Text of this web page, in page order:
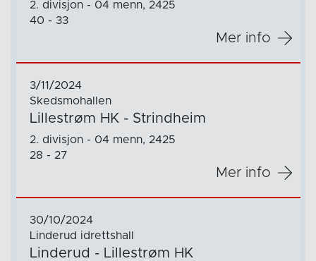
2. divisjon - 04 menn, 2425
40 - 33
Mer info
3/11/2024
Skedsmohallen
Lillestrøm HK - Strindheim
2. divisjon - 04 menn, 2425
28 - 27
Mer info
30/10/2024
Linderud idrettshall
Linderud - Lillestrøm HK